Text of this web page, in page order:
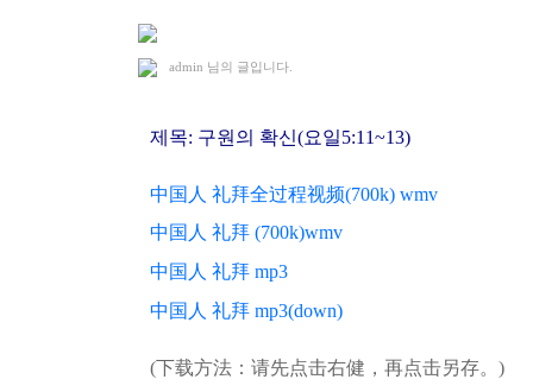
admin 님의 글입니다.
제목: 구원의 확신(요일5:11~13)
中国人 礼拜全过程视频(700k) wmv
中国人 礼拜 (700k)wmv
中国人 礼拜 mp3
中国人 礼拜 mp3(down)
(下载方法：请先点击右健，再点击另存。)